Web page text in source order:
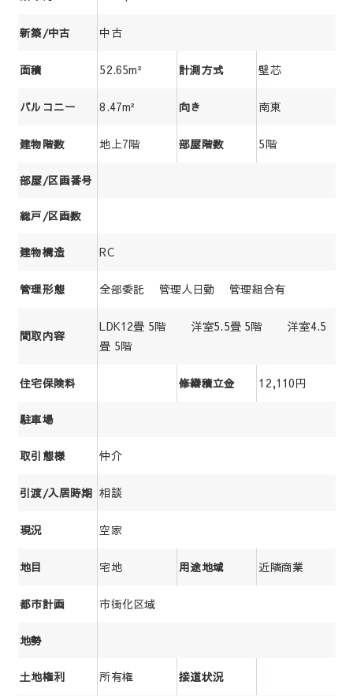
新築/中古 中古
面積 52.65m² 計測方式 壁芯
バルコニー 8.47m² 向き 南東
建物階数 地上7階 部屋階数 5階
部屋/区画番号
総戸/区画数
建物構造 RC
管理形態 全部委託 管理人日勤 管理組合有
間取内容
LDK12畳 5階 洋室5.5畳 5階 洋室4.5
畳 5階
住宅保険料 修繕積立金 12,110円
駐車場
取引態様 仲介
引渡/入居時期 相談
現況 空家
地目 宅地 用途地域 近隣商業
都市計画 市街化区域
地勢
土地権利 所有権 接道状況